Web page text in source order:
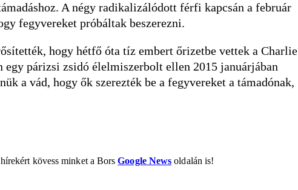
A négy radikalizálódott férfi kapcsán a február
fegyvereket próbáltak beszerezni.
hogy hétfő óta tíz embert őrizetbe vettek a Charlie
párizsi zsidó élelmiszerbolt ellen 2015 januárjában
a vád, hogy ők szerezték be a fegyvereket a támadónak,
kövess minket a BorsGoogle News oldalán is!